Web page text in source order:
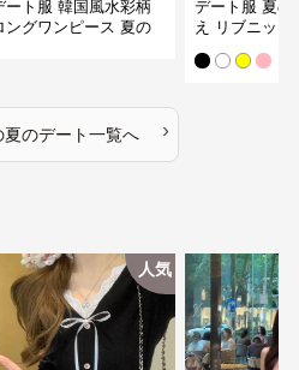
ート服 韓国風水彩柄
ングワンピース 夏の
デート服 夏の
え リブニット
夏のデート一覧へ ›
人気